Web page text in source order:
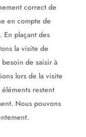
correct de
en compte de
En plaçant des
la visite de
de saisir à
lors de la visite
restent
Nous pouvons